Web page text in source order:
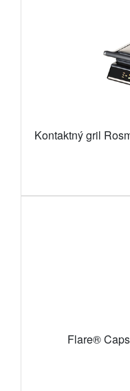
Kontaktný gril
Flare®